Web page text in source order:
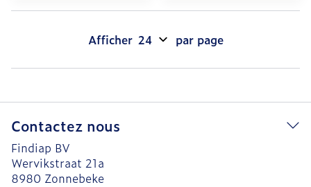
Afficher par page
Contactez nous
Findiap BV
Wervikstraat 21a
8980 Zonnebeke